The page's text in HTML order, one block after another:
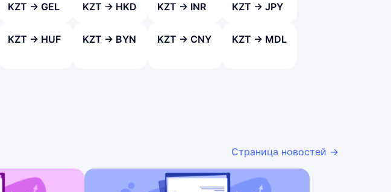
KZT → GEL KZT → HKD KZT → INR KZT → JPY
KZT → HUF KZT → BYN KZT → CNY KZT → MDL
Страница новостей →